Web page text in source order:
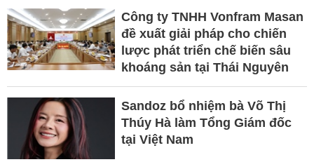
Công ty TNHH Vonfram Masan
đề xuất giải pháp cho chiến
lược phát triển chế biến sâu
khoáng sản tại Thái Nguyên
Sandoz bổ nhiệm bà Võ Thị
Thúy Hà làm Tổng Giám đốc
tại Việt Nam